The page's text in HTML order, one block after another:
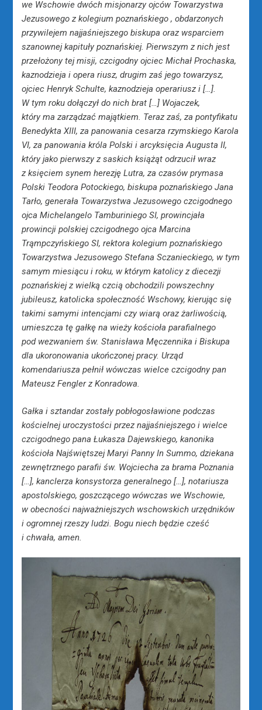
we Wschowie dwóch misjonarzy ojców Towarzystwa
Jezusowego z kolegium poznańskiego , obdarzonych
przywilejem najjaśniejszego biskupa oraz wsparciem
szanownej kapituły poznańskiej. Pierwszym z nich jest
przełożony tej misji, czcigodny ojciec Michał Prochaska,
kaznodzieja i opera riusz, drugim zaś jego towarzysz,
ojciec Henryk Schulte, kaznodzieja operariusz i […].
W tym roku dołączył do nich brat […] Wojaczek,
który ma zarządzać majątkiem. Teraz zaś, za pontyfikatu
Benedykta XIII, za panowania cesarza rzymskiego Karola
VI, za panowania króla Polski i arcyksięcia Augusta II,
który jako pierwszy z saskich książąt odrzucił wraz
z księciem synem herezję Lutra, za czasów prymasa
Polski Teodora Potockiego, biskupa poznańskiego Jana
Tarło, generała Towarzystwa Jezusowego czcigodnego
ojca Michelangelo Tamburiniego SI, prowincjała
prowincji polskiej czcigodnego ojca Marcina
Trąmpczyńskiego SI, rektora kolegium poznańskiego
Towarzystwa Jezusowego Stefana Sczanieckiego, w tym
samym miesiącu i roku, w którym katolicy z diecezji
poznańskiej z wielką czcią obchodzili powszechny
jubileusz, katolicka społeczność Wschowy, kierując się
takimi samymi intencjami czy wiarą oraz żarliwością,
umieszcza tę gałkę na wieży kościoła parafialnego
pod wezwaniem św. Stanisława Męczennika i Biskupa
dla ukoronowania ukończonej pracy. Urząd
komendariusza pełnił wówczas wielce czcigodny pan
Mateusz Fengler z Konradowa.
Gałka i sztandar zostały pobłogosławione podczas
kościelnej uroczystości przez najjaśniejszego i wielce
czcigodnego pana Łukasza Dajewskiego, kanonika
kościoła Najświętszej Maryi Panny In Summo, dziekana
zewnętrznego parafii św. Wojciecha za brama Poznania
[…], kanclerza konsystorza generalnego […], notariusza
apostolskiego, goszczącego wówczas we Wschowie,
w obecności najważniejszych wschowskich urzędników
i ogromnej rzeszy ludzi. Bogu niech będzie cześć
i chwała, amen.